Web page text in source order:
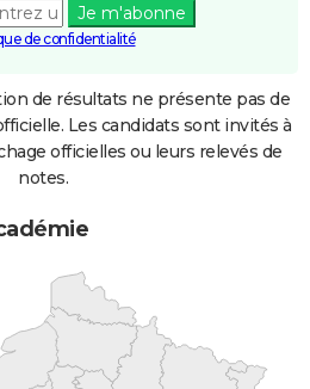
Je m'abonne
de confidentialité
de résultats ne présente pas de
Les candidats sont invités à
officielles ou leurs relevés de
notes.